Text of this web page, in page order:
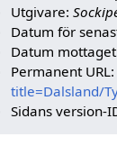
Utgivare:
Datum för
Datum
Permanent URL:
title=Dalsland/
Sidans version-